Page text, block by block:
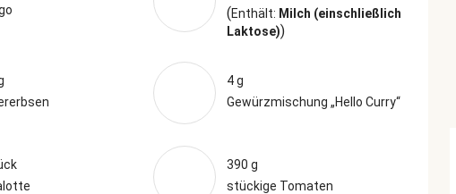
(Enthält: Milch (einschließlich
Laktose))
4 g
Gewürzmischung „Hello Curry“
390 g
stückige Tomaten